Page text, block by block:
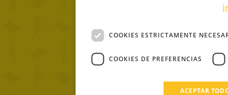
COOKIES ESTRICTAMENTE
COOKIES DE PREFERENCIAS
ACEPTAR